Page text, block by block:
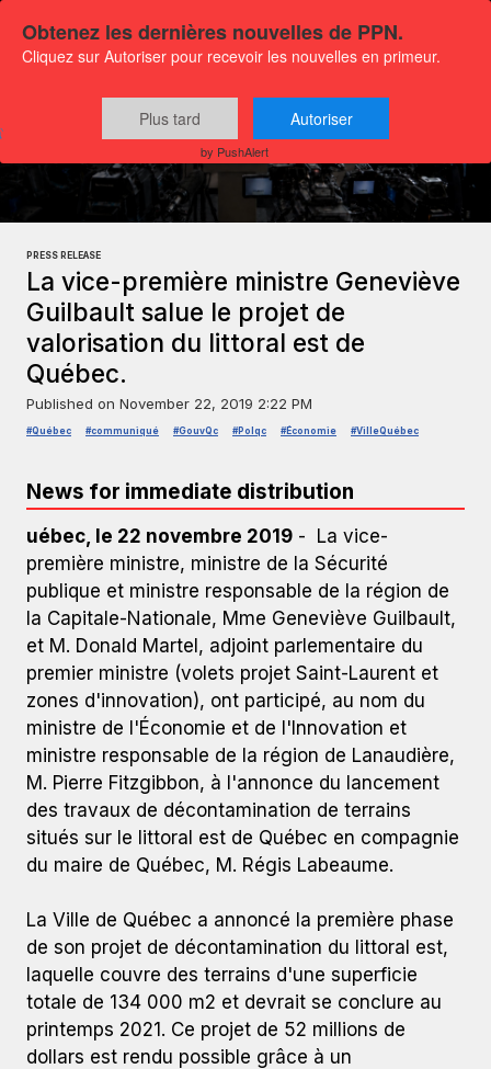
Press releases
PRESS RELEASE
La vice-première ministre Geneviève
Guilbault salue le projet de
valorisation du littoral est de
Québec.
Published on November 22, 2019 2:22 PM
#Québec #communiqué #GouvQc #Polqc #Économie #VilleQuébec
News for immediate distribution
uébec, le 22 novembre 2019 - La vice-
première ministre, ministre de la Sécurité
publique et ministre responsable de la région de
la Capitale-Nationale, Mme Geneviève Guilbault,
et M. Donald Martel, adjoint parlementaire du
premier ministre (volets projet Saint-Laurent et
zones d'innovation), ont participé, au nom du
ministre de l'Économie et de l'Innovation et
ministre responsable de la région de Lanaudière,
M. Pierre Fitzgibbon, à l'annonce du lancement
des travaux de décontamination de terrains
situés sur le littoral est de Québec en compagnie
du maire de Québec, M. Régis Labeaume.
La Ville de Québec a annoncé la première phase
de son projet de décontamination du littoral est,
laquelle couvre des terrains d'une superficie
totale de 134 000 m2 et devrait se conclure au
printemps 2021. Ce projet de 52 millions de
dollars est rendu possible grâce à un
Obtenez les dernières nouvelles de PPN.
Cliquez sur Autoriser pour recevoir les nouvelles en primeur.
Plus tard Autoriser
by PushAlert